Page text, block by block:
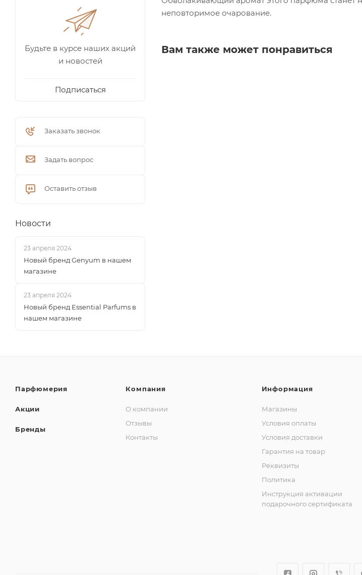
неповторимое очарование.
Вам также может понравиться
Будьте в курсе наших акций
и новостей
Подписаться
Заказать звонок
Задать вопрос
Оставить отзыв
Новости
23 апреля 2024
Новый бренд Genyum в нашем
магазине
23 апреля 2024
Новый бренд Essential Parfums в
нашем магазине
Парфюмерия
Акции
Бренды
Компания
О компании
Отзывы
Контакты
Информация
Магазины
Условия оплаты
Условия доставки
Гарантия на товар
Реквизиты
Политика
Инструкция активации
подарочного сертификата